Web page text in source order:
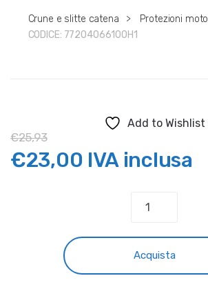
Crune e slitte catena > Protezioni moto
CODICE: 77204066100H1
Add to Wishlist
€25,93
Il
€23,00 IlIVA inclusa
FASCIA
FORCELLONE
HUSQVARNA
Acquista